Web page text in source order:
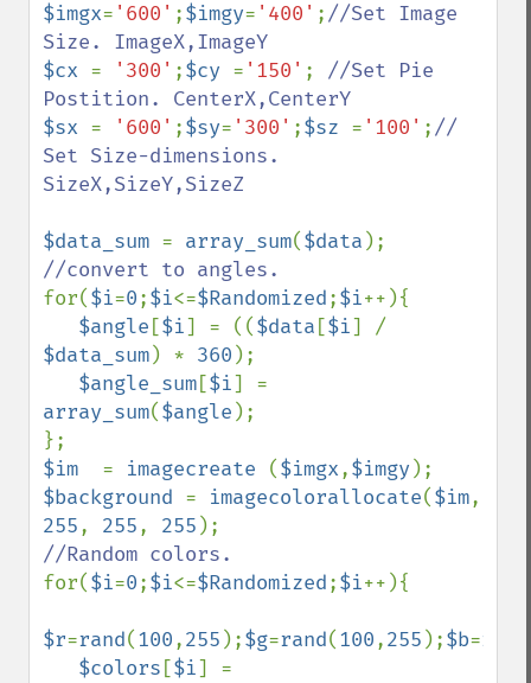
$imgx= '600' ;$imgy= '400' ;//Set Image
$cx = '300' ;$cy = '150' ; //Set Pie
$sx = '600' ;$sy= '300' ;$sz = '100' ;//
Set Size-dimensions.
SizeX,SizeY,SizeZ
$data_sum = array_sum($data
for($i=0;$i<=$Randomized;$i++){
$angle [$i] = (($data [$i
$data_sum) * 360 );
$angle_sum[$i
array_sum($angle );
$im = imagecreate ($imgx,$imgy
$background = imagecolorallocate($im
255, 255, 255
for($i=0;$i<=$Randomized;$i++){
$r=rand(100,255 );$g=rand(100,255 );$b=rand
$colors [$i